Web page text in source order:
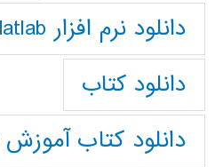
دانلود نرم افزار Matlab
دانلود کتاب
دانلود کتاب آموزش MATLAB